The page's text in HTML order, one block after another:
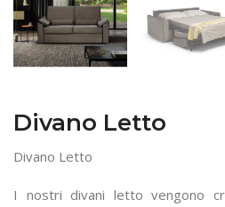
Divano Letto
Divano Letto
I nostri divani letto vengono